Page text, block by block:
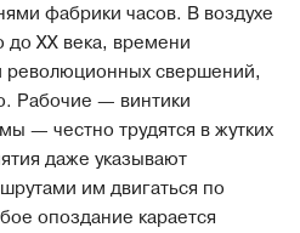
фабрики часов. В воздухе
XX века, времени
революционных свершений,
Рабочие — винтики
— честно трудятся в жутких
даже указывают
им двигаться по
опоздание карается